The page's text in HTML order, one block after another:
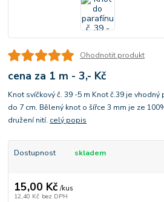
Ohodnotit produkt
cena za 1 m - 3,- Kč
Knot svíčkový č. 39 -5 m Knot č.39 je vhodný
do 7 cm. Bělený knot o šířce 3 mm je ze
družení nití. celý popis
Dostupnost skladem
15,00 Kč /kus
12,40 Kč bez DPH